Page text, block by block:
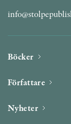
Böcker
Författare
Nyheter